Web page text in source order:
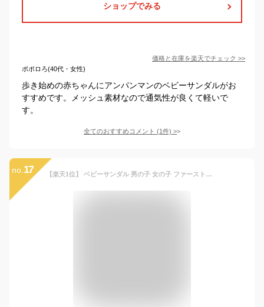
ショップでみる
価格と在庫を楽天でチェック >>
ポポロろ(40代・女性)
歩き始めの赤ちゃんにアンパンマンのベビーサンダルがお
すすめです。メッシュ素材なので通気性が良くて軽いで
す。
全てのおすすめコメント (1件) >
no. 17 【楽天1位】 ベビーサンダル 男の子 女の子 ファーストシューズ ベビーシューズ くつ おしゃれ 練習 スポーツ キッズ サンダル ベビー 水陸両用 軽い つま先ガード 11.5cm 12cm 12.5cm 13cm 13.5cm 14cm 14.5cm 15cm 歩き始め 歩きやすい ビーチ プール 海 水遊び 送料無料